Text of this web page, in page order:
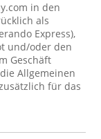
in den
als
Express),
und/oder den
Geschäft
Allgemeinen
für das